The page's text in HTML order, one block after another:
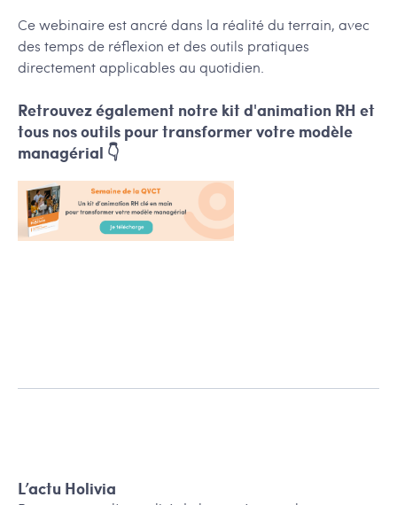
Ce webinaire est ancré dans la réalité du terrain, avec
des temps de réflexion et des outils pratiques
directement applicables au quotidien.
Retrouvez également notre kit d'animation RH et
tous nos outils pour transformer votre modèle
managérial 👇
L’actu Holivia